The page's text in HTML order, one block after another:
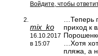
Войдите, чтобы
mix_ko
16.10.2017
в 15:07
…Теперь
приход к
…Хотя
пляжа, а